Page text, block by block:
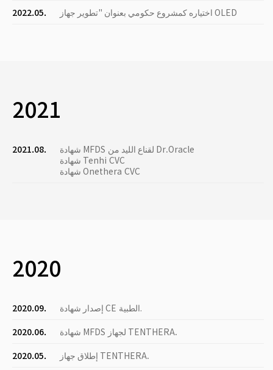
2022.05.
اختياره كمشروع حكومي بعنوان "تطوير جهاز OLED
2021
2021.08.
شهادة MFDS لقناع الليد من Dr.Oracle
شهادة Tenhi CVC
شهادة Onethera CVC
2020
2020.09.
إصدار شهادة CE الطبية.
2020.06.
شهادة MFDS لجهاز TENTHERA.
2020.05.
إطلاق جهاز TENTHERA.